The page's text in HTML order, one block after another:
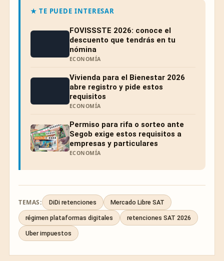
★ TE PUEDE INTERESAR
FOVISSSTE 2026: conoce el
descuento que tendrás en tu
nómina
ECONOMÍA
Vivienda para el Bienestar 2026
abre registro y pide estos
requisitos
ECONOMÍA
Permiso para rifa o sorteo ante
Segob exige estos requisitos a
empresas y particulares
ECONOMÍA
TEMAS: DiDi retenciones Mercado Libre SAT
régimen plataformas digitales retenciones SAT 2026
Uber impuestos